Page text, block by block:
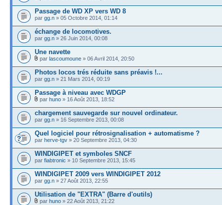
Passage de WD XP vers WD 8
par gg.n » 05 Octobre 2014, 01:14
échange de locomotives.
par gg.n » 26 Juin 2014, 00:08
Une navette
par lascoumoune » 06 Avril 2014, 20:50
Photos locos trés réduite sans préavis !...
par gg.n » 21 Mars 2014, 00:19
Passage à niveau avec WDGP
par huno » 16 Août 2013, 18:52
chargement sauvegarde sur nouvel ordinateur.
par gg.n » 16 Septembre 2013, 00:08
Quel logiciel pour rétrosignalisation + automatisme ?
par herve-tgv » 20 Septembre 2013, 04:30
WINDIGIPET et symboles SNCF
par fiabtronic » 10 Septembre 2013, 15:45
WINDIGIPET 2009 vers WINDIGIPET 2012
par gg.n » 27 Août 2013, 22:55
Utilisation de "EXTRA" (Barre d'outils)
par huno » 22 Août 2013, 21:22